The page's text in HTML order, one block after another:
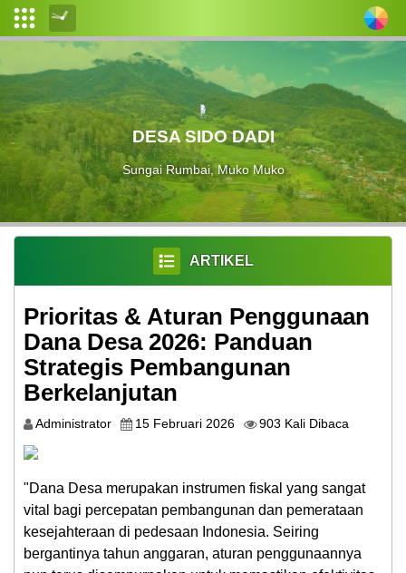
Admin
Layanan
Mandiri
Wilayah
Administratif
desa
Produk
Hukum
Informasi
Publik
Desa
SDGs
Desa
Lapak
DESA SIDO DADI
Sungai Rumbai, Muko Muko
ARTIKEL
Prioritas & Aturan Penggunaan
Dana Desa 2026: Panduan
Strategis Pembangunan
Berkelanjutan
Administrator 15 Februari 2026 903 Kali Dibaca
"Dana Desa merupakan instrumen fiskal yang sangat
vital bagi percepatan pembangunan dan pemerataan
kesejahteraan di pedesaan Indonesia. Seiring
bergantinya tahun anggaran, aturan penggunaannya